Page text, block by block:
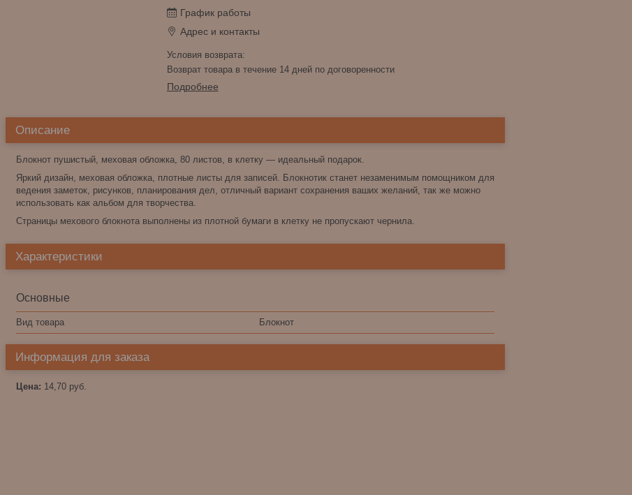
График работы
Адрес и контакты
возврат товара в течение 14 дней по договоренности
Подробнее
Описание
Блокнот пушистый, меховая обложка, 80 листов, в клетку — идеальный подарок.
Яркий дизайн, меховая обложка, плотные листы для записей. Блокнотик станет незаменимым помощником для
ведения заметок, рисунков, планирования дел, отличный вариант сохранения ваших желаний, так же можно
использовать как альбом для творчества.
Страницы мехового блокнота выполнены из плотной бумаги в клетку не пропускают чернила.
Характеристики
Основные
Вид товара Блокнот
Информация для заказа
Цена: 14,70 руб.